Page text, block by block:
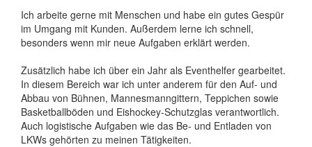
Ich arbeite gerne mit Menschen und habe ein gutes Gespür
im Umgang mit Kunden. Außerdem lerne ich schnell,
besonders wenn mir neue Aufgaben erklärt werden.
Zusätzlich habe ich über ein Jahr als Eventhelfer gearbeitet.
In diesem Bereich war ich unter anderem für den Auf- und
Abbau von Bühnen, Mannesmanngittern, Teppichen sowie
Basketballböden und Eishockey-Schutzglas verantwortlich.
Auch logistische Aufgaben wie das Be- und Entladen von
LKWs gehörten zu meinen Tätigkeiten.